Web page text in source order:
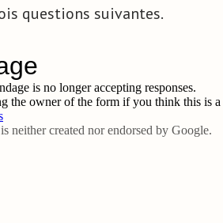
questions suivantes.